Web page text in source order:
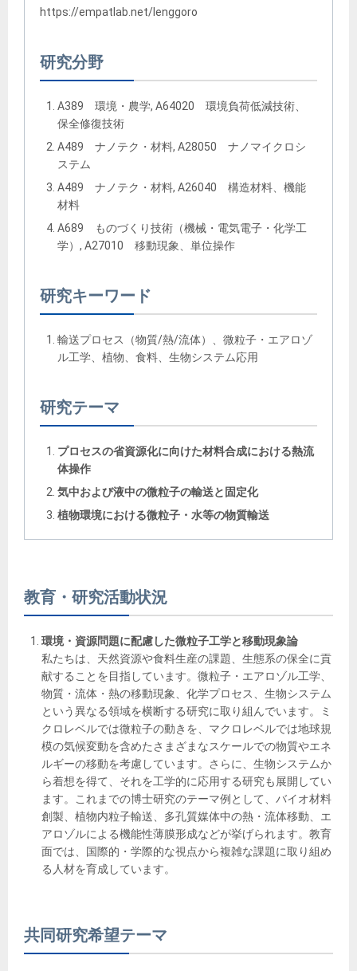
https://empatlab.net/lenggoro
研究分野
A389 環境・農学, A64020 環境負荷低減技術、
保全修復技術
A489 ナノテク・材料, A28050 ナノマイクロシ
ステム
A489 ナノテク・材料, A26040 構造材料、機能
材料
A689 ものづくり技術（機械・電気電子・化学工
学）, A27010 移動現象、単位操作
研究キーワード
輸送プロセス（物質/熱/流体）、微粒子・エアロゾ
ル工学、植物、食料、生物システム応用
研究テーマ
プロセスの省資源化に向けた材料合成における熱流
体操作
気中および液中の微粒子の輸送と固定化
植物環境における微粒子・水等の物質輸送
教育・研究活動状況
環境・資源問題に配慮した微粒子工学と移動現象論
私たちは、天然資源や食料生産の課題、生態系の保全に貢
献することを目指しています。微粒子・エアロゾル工学、
物質・流体・熱の移動現象、化学プロセス、生物システム
という異なる領域を横断する研究に取り組んでいます。ミ
クロレベルでは微粒子の動きを、マクロレベルでは地球規
模の気候変動を含めたさまざまなスケールでの物質やエネ
ルギーの移動を考慮しています。さらに、生物システムか
ら着想を得て、それを工学的に応用する研究も展開してい
ます。これまでの博士研究のテーマ例として、バイオ材料
創製、植物内粒子輸送、多孔質媒体中の熱・流体移動、エ
アロゾルによる機能性薄膜形成などが挙げられます。教育
面では、国際的・学際的な視点から複雑な課題に取り組め
る人材を育成しています。
共同研究希望テーマ